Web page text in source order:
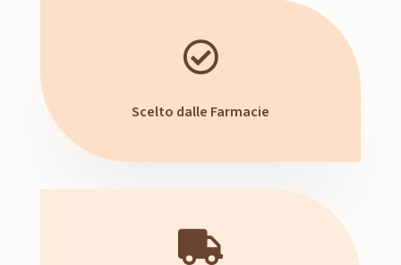

Scelto dalle Farmacie
